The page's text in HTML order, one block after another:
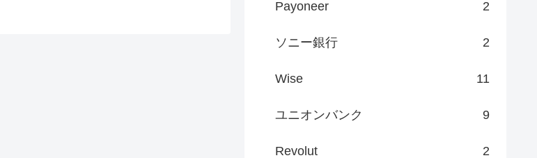
Payoneer 2
ソニー銀行 2
Wise 11
ユニオンバンク 9
Revolut 2